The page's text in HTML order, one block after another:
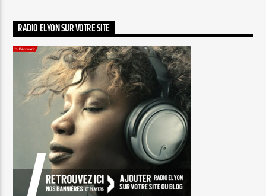
RADIO ELYON SUR VOTRE SITE